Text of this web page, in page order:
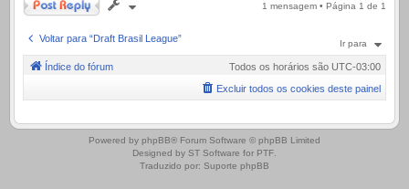
1 mensagem • Página 1 de 1
Voltar para “Draft Brasil League” Ir para
Índice do fórum Todos os horários são UTC-03:00
Excluir todos os cookies deste painel
.
Powered by phpBB® Forum Software © phpBB Limited
Designed by ST Software for PTF
Traduzido por: Suporte phpBB